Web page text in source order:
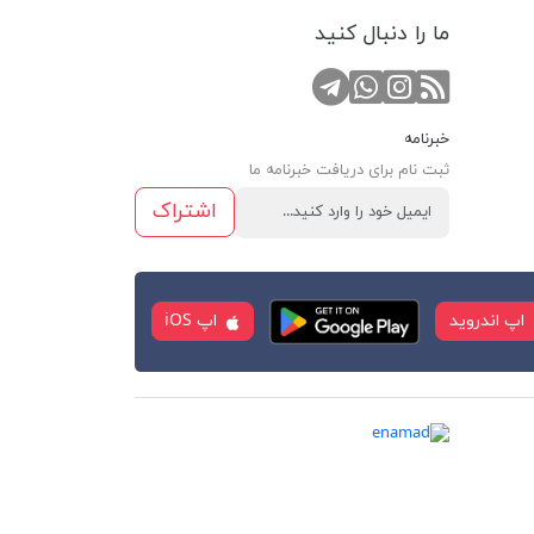
ما را دنبال کنید
RSSصفحه اینستاگرام
تماس با واتس اپ
کانال تلگرام
خبرنامه
ثبت نام برای دریافت خبرنامه ما
اشتراک
اپ اندروید اپ iOS